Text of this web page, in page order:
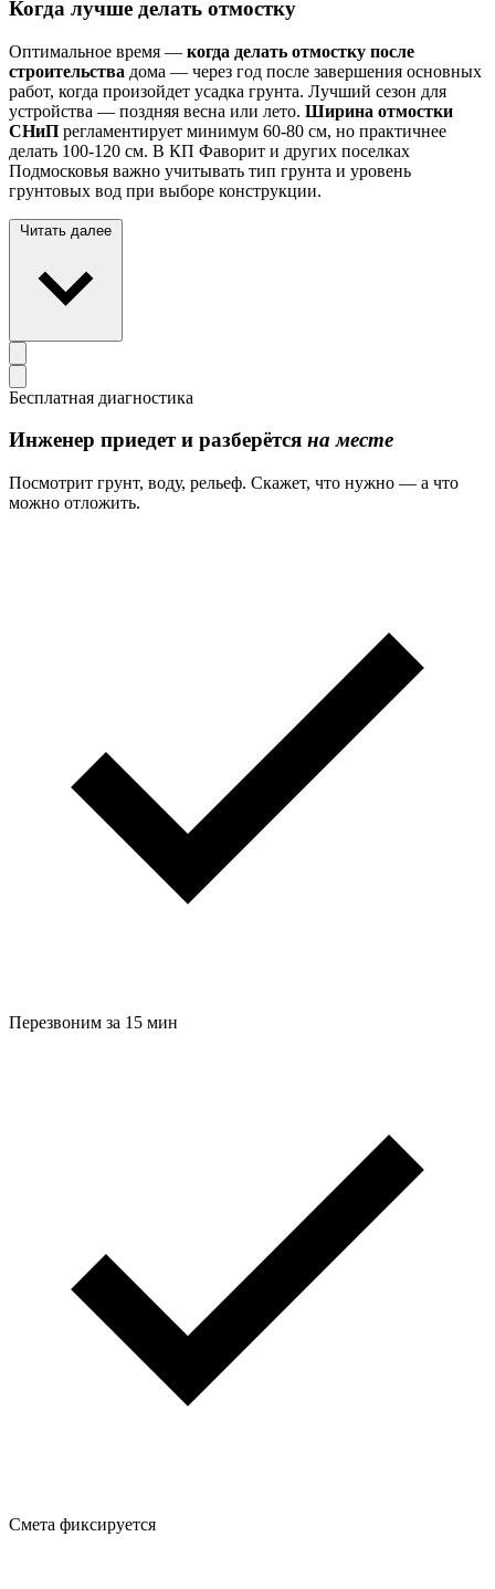
Когда лучше делать отмостку
Оптимальное время — когда делать отмостку после
строительства дома — через год после завершения основных
работ, когда произойдет усадка грунта. Лучший сезон для
устройства — поздняя весна или лето. Ширина отмостки
СНиП регламентирует минимум 60-80 см, но практичнее
делать 100-120 см. В КП Фаворит и других поселках
Подмосковья важно учитывать тип грунта и уровень
грунтовых вод при выборе конструкции.
Читать далее
Бесплатная диагностика
Инженер приедет и разберётся на месте
Посмотрит грунт, воду, рельеф. Скажет, что нужно — а что
можно отложить.
Перезвоним за 15 мин
Смета фиксируется